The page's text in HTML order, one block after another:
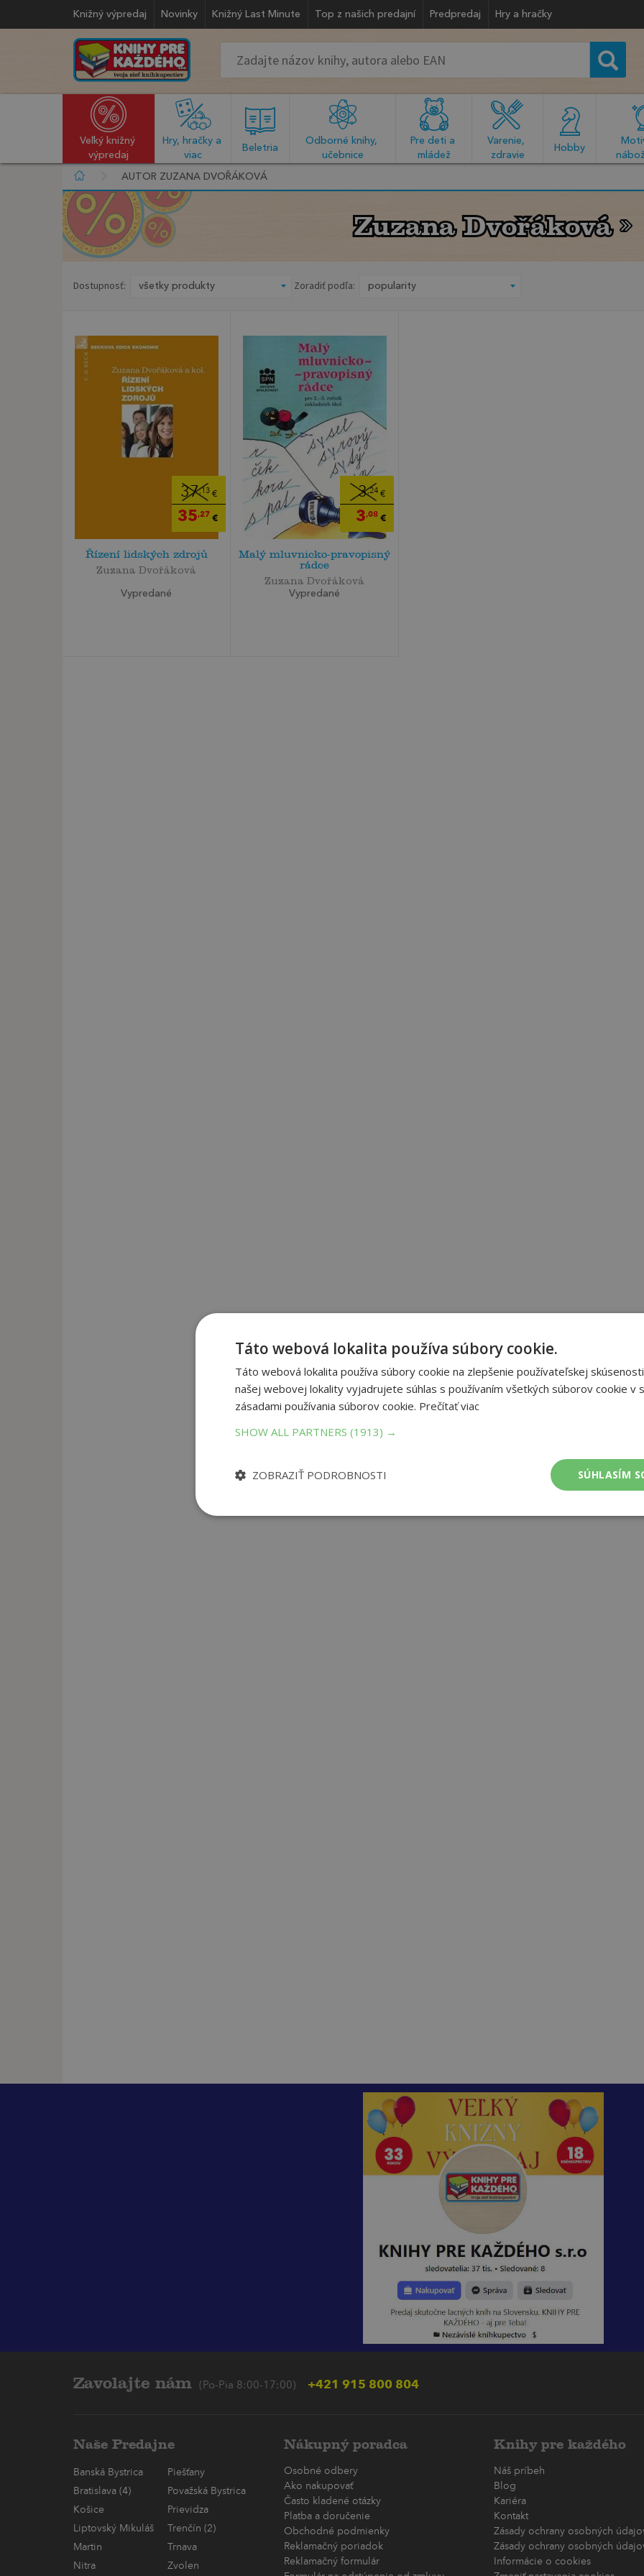
Knižný výpredaj Novinky Knižný Last Minute Top z našich predajní Predpredaj Hry a hračky
Veľký knižný
výpredaj
Hry, hračky a
viac
Beletria
Odborné knihy,
učebnice
Pre deti a
mládež
Varenie,
zdravie
Hobby
AUTOR ZUZANA DVOŘÁKOVÁ
Zuzana Dvořáková
Zuzana Dvořáková
Dostupnosť: Zoradiť podľa:
37,13 €
35,27 €
Řízení lidských zdrojů
Zuzana Dvořáková
Vypredané
3,24 €
3,08 €
Malý mluvnicko-pravopisný
rádce
Zuzana Dvořáková
Vypredané
Zavolajte nám (Po-Pia 8:00-17:00) +421 915 800 804
Naše Predajne
Banská Bystrica
Piešťany
Bratislava (4)
Považská Bystrica
Košice
Prievidza
Liptovský Mikuláš
Trenčín (2)
Martin
Trnava
Nitra
Zvolen
Nákupný poradca
Osobné odbery
Ako nakupovať
Často kladené otázky
Platba a doručenie
Obchodné podmienky
Reklamačný poriadok
Reklamačný formulár
Knihy pre každého
Náš príbeh
Blog
Kariéra
Kontakt
Zásady ochrany osobných
Zásady ochrany osobných
Informácie o cookies
Táto webová lokalita používa súbory cookie.
Táto webová lokalita používa súbory cookie na zlepšenie používateľskej
našej webovej lokality vyjadrujete súhlas s používaním všetkých súborov cookie v
zásadami používania súborov cookie. Prečítať viac
SHOW ALL PARTNERS (1913) →
SÚHLASÍM
ZOBRAZIŤ PODROBNOSTI